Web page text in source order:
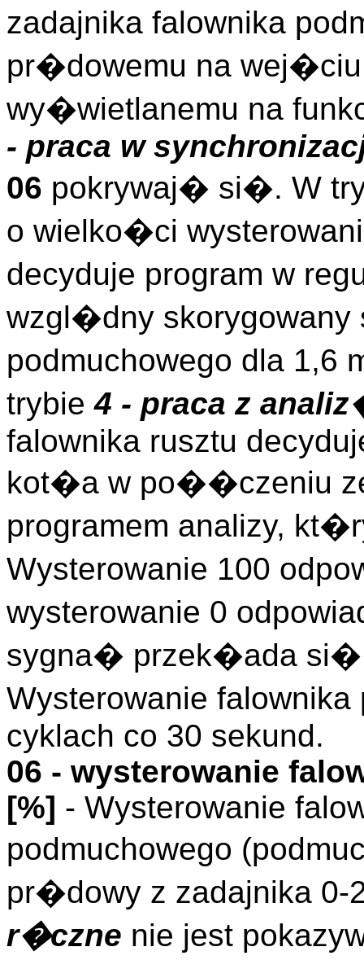
zadajnika falownika
pr�dowemu na wej�ciu
wy�wietlanemu na
- praca w
06 pokrywaj� si�. W
o wielko�ci
decyduje program w
wzgl�dny
podmuchowego dla
trybie4 - praca z
falownika rusztu
kot�a w po��czeniu
programem analizy,
Wysterowanie 100
wysterowanie 0
sygna� przek�ada
Wysterowanie
cyklach co 30 sekund.
06 - wysterowanie
[%] - Wysterowanie
podmuchowego
pr�dowy z zadajnika 0-
r�czne nie jest